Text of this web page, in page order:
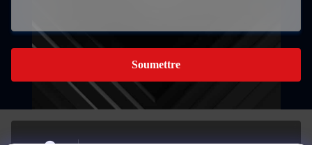
Soumettre